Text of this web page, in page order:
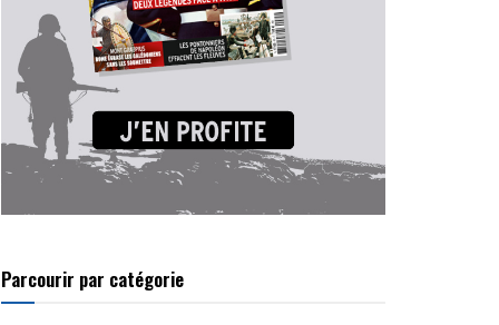
Parcourir par catégorie